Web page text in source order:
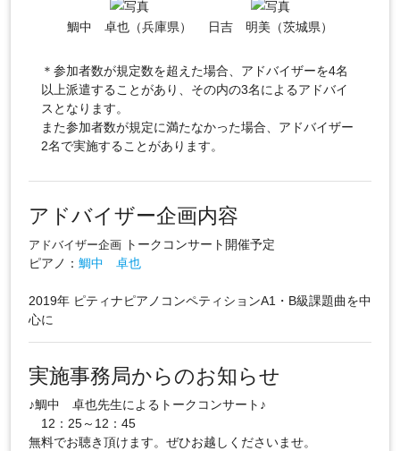
鯛中 卓也（兵庫県） 日吉 明美（茨城県）
＊参加者数が規定数を超えた場合、アドバイザーを4名
以上派遣することがあり、その内の3名によるアドバイ
スとなります。
また参加者数が規定に満たなかった場合、アドバイザー
2名で実施することがあります。
アドバイザー企画内容
アドバイザー企画トークコンサート開催予定
ピアノ： 鯛中 卓也
2019年 ピティナピアノコンペティションA1・B級課題曲を中
心に
実施事務局からのお知らせ
♪鯛中 卓也先生によるトークコンサート♪
12：25～12：45
無料でお聴き頂けます。ぜひお越しくださいませ。